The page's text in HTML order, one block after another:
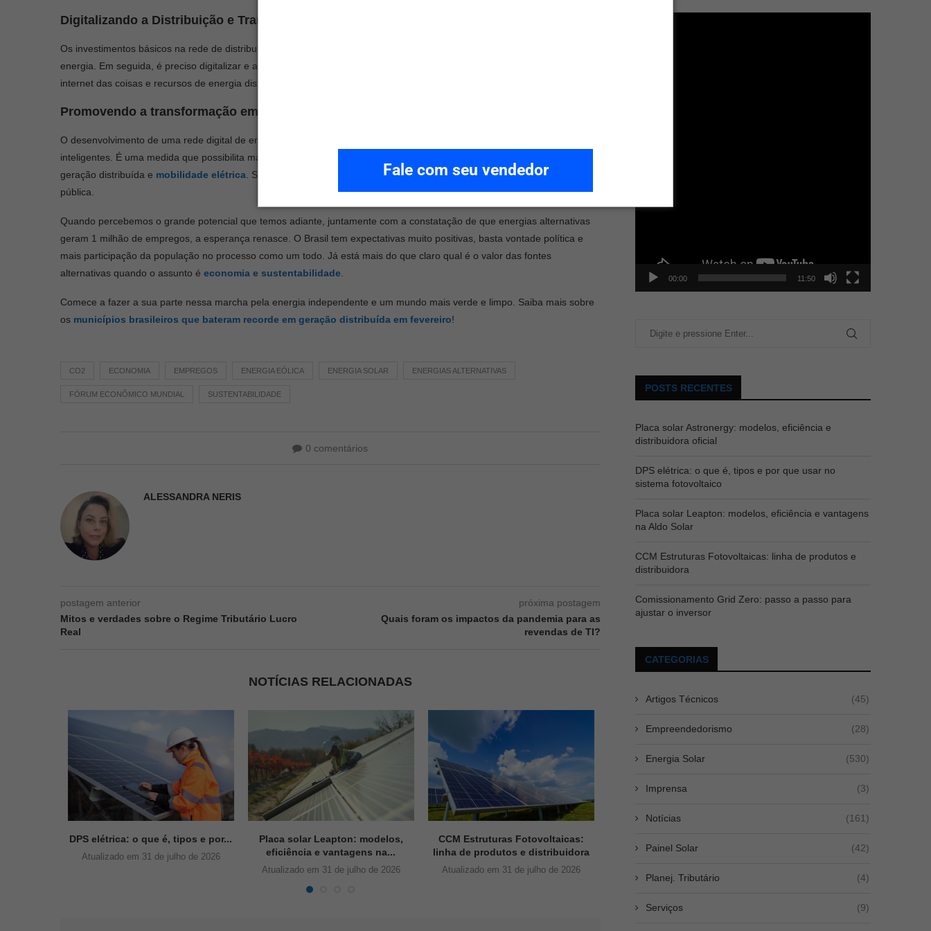
Fale com seu vendedor
Digitalizando a Distribuição e Transmissão (T&D)
Os investimentos básicos na rede de distribuição têm o escopo de abordar os problemas de confiabilidade e qualidade de
energia. Em seguida, é preciso digitalizar e atualizar a rede elétrica do Brasil, implantando redes e medidores inteligentes,
internet das coisas e recursos de energia distribuída.
Promovendo a transformação em cidades inteligentes e eficientes
O desenvolvimento de uma rede digital de energia é um grande passo no processo de investimentos em cidades
inteligentes. É uma medida que possibilita mais eficiência energética, além de novos modelos de negócio para suporte de
geração distribuída e mobilidade elétrica . Soma-se a isso os serviços públicos, como manejo da vegetação e iluminação
pública.
Quando percebemos o grande potencial que temos adiante, juntamente com a constatação de que energias alternativas
geram 1 milhão de empregos, a esperança renasce. O Brasil tem expectativas muito positivas, basta vontade política e
mais participação da população no processo como um todo. Já está mais do que claro qual é o valor das fontes
alternativas quando o assunto é economia e sustentabilidade
Comece a fazer a sua parte nessa marcha pela energia independente e um mundo mais verde e limpo. Saiba mais sobre
os municípios brasileiros que bateram recorde em geração distribuída em fevereiro!
CO2 ECONOMIA EMPREGOS ENERGIA EÓLICA ENERGIA SOLAR ENERGIAS ALTERNATIVAS
FÓRUM ECONÔMICO MUNDIAL SUSTENTABILIDADE
0 comentários
ALESSANDRA NERIS
postagem anterior
Mitos e verdades sobre o Regime Tributário Lucro
Real
próxima postagem
Quais foram os impactos da pandemia para as
revendas de TI?
NOTÍCIAS RELACIONADAS
DPS elétrica: o que é, tipos e por...
Atualizado em 31 de julho de 2026
Placa solar Leapton: modelos,
eficiência e vantagens na...
Atualizado em 31 de julho de 2026
CCM Estruturas Fotovoltaicas:
linha de produtos e distribuidora
Atualizado em 31 de julho de 2026
passo a passo para ajustar...
cálculo,...
00:00 11:50
POSTS RECENTES
Placa solar Astronergy: modelos, eficiência e
distribuidora oficial
DPS elétrica: o que é, tipos e por que usar no
sistema fotovoltaico
Placa solar Leapton: modelos, eficiência e vantagens
na Aldo Solar
CCM Estruturas Fotovoltaicas: linha de produtos e
distribuidora
Comissionamento Grid Zero: passo a passo para
ajustar o inversor
CATEGORIAS
Artigos Técnicos (45)
Empreendedorismo (28)
Energia Solar (530)
Imprensa (3)
Notícias (161)
Painel Solar (42)
Planej. Tributário (4)
Serviços (9)